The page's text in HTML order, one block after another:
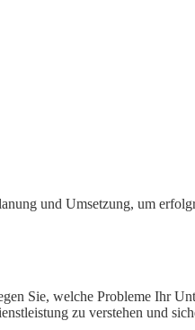
und Umsetzung, um
Sie, welche Probleme Ihr
zu verstehen und